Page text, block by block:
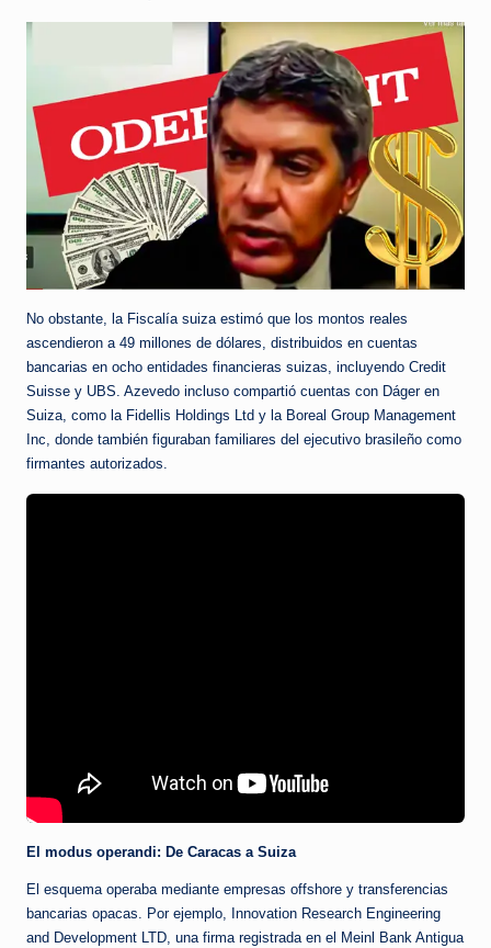
No obstante, la Fiscalía suiza estimó que los montos reales
ascendieron a 49 millones de dólares, distribuidos en cuentas
bancarias en ocho entidades financieras suizas, incluyendo Credit
Suisse y UBS. Azevedo incluso compartió cuentas con Dáger en
Suiza, como la Fidellis Holdings Ltd y la Boreal Group Management
Inc, donde también figuraban familiares del ejecutivo brasileño como
firmantes autorizados.
El modus operandi: De Caracas a Suiza
El esquema operaba mediante empresas offshore y transferencias
bancarias opacas. Por ejemplo, Innovation Research Engineering
and Development LTD, una firma registrada en el Meinl Bank Antigua